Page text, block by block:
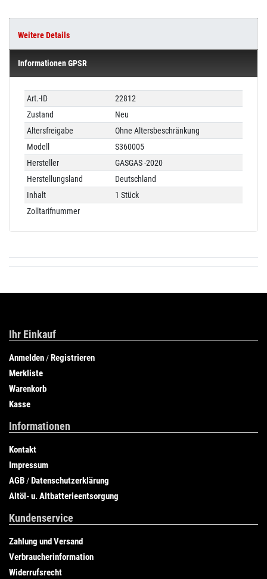
Weitere Details
Informationen GPSR
Technisches
Merkmal
Wert
Art.-ID
22812
Zustand
Neu
Altersfreigabe
Ohne Altersbeschränkung
Modell
S360005
Hersteller
GASGAS -2020
Herstellungsland
Deutschland
Inhalt
1 Stück
Zolltarifnummer
Ihr Einkauf
Anmelden /Registrieren
Merkliste
Warenkorb
Kasse
Informationen
Kontakt
Impressum
AGB /Datenschutzerklärung
Altöl- u. Altbatterieentsorgung
Kundenservice
Zahlung und Versand
Verbraucherinformation
Widerrufsrecht